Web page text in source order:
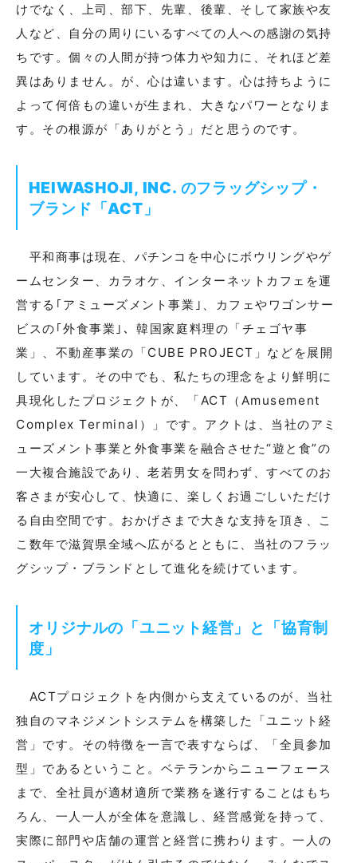
けでなく、上司、部下、先輩、後輩、そして家族や友
人など、自分の周りにいるすべての人への感謝の気持
ちです。個々の人間が持つ体力や知力に、それほど差
異はありません。が、心は違います。心は持ちように
よって何倍もの違いが生まれ、大きなパワーとなりま
す。その根源が「ありがとう」だと思うのです。
HEIWASHOJI, INC. のフラッグシップ・
ブランド「ACT」
平和商事は現在、パチンコを中心にボウリングやゲ
ームセンター、カラオケ、インターネットカフェを運
営する｢アミューズメント事業｣、カフェやワゴンサー
ビスの｢外食事業｣、韓国家庭料理の「チェゴヤ事
業」、不動産事業の「CUBE PROJECT」などを展開
しています。その中でも、私たちの理念をより鮮明に
具現化したプロジェクトが、「ACT（Amusement
Complex Terminal）」です。アクトは、当社のアミ
ューズメント事業と外食事業を融合させた“遊と食”の
一大複合施設であり、老若男女を問わず、すべてのお
客さまが安心して、快適に、楽しくお過ごしいただけ
る自由空間です。おかげさまで大きな支持を頂き、こ
こ数年で滋賀県全域へ広がるとともに、当社のフラッ
グシップ・ブランドとして進化を続けています。
オリジナルの「ユニット経営」と「協育制
度」
ACTプロジェクトを内側から支えているのが、当社
独自のマネジメントシステムを構築した「ユニット経
営」です。その特徴を一言で表すならば、「全員参加
型」であるということ。ベテランからニューフェース
まで、全社員が適材適所で業務を遂行することはもち
ろん、一人一人が全体を意識し、経営感覚を持って、
実際に部門や店舗の運営と経営に携わります。一人の